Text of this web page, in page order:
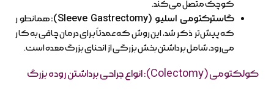
کوچک متصل می‌کند.
گاسترکتومی اسلیو (Sleeve Gastrectomy):
همانطور
که پیش‌تر ذکر شد، این روش که عمدتاً برای درمان چاقی به کار
می‌رود، شامل برداشتن بخش بزرگی از انحنای بزرگ معده است.
کولکتومی (Colectomy): انواع جراحی برداشتن روده بزرگ